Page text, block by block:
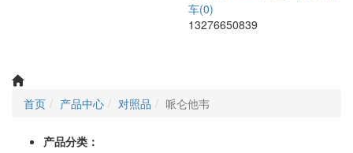
车(0)
13276650839
首页 产品中心 对照品 哌仑他韦
产品分类：